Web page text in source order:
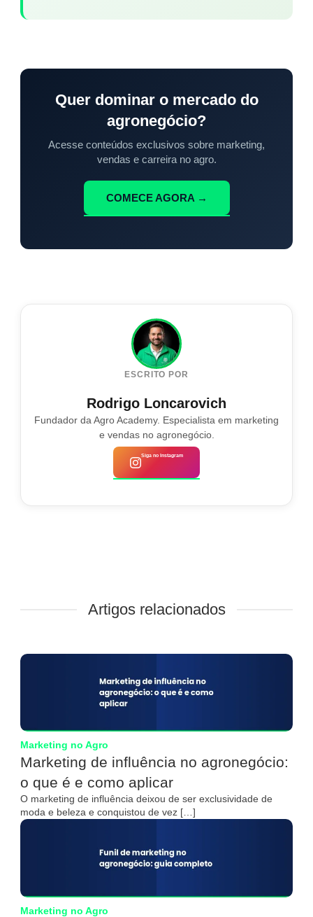
Quer dominar o mercado do
agronegócio?
Acesse conteúdos exclusivos sobre marketing,
vendas e carreira no agro.
COMECE AGORA →
ESCRITO POR
Rodrigo Loncarovich
Fundador da Agro Academy. Especialista em marketing
e vendas no agronegócio.
Siga no Instagram
Artigos relacionados
Marketing no Agro
Marketing de influência no agronegócio:
o que é e como aplicar
O marketing de influência deixou de ser exclusividade de
moda e beleza e conquistou de vez […]
Marketing no Agro